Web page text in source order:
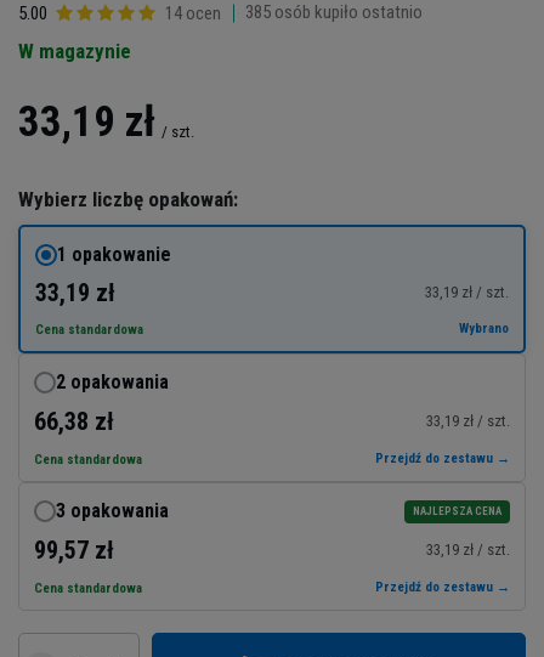
5.00 14 ocen 385 osób kupiło ostatnio
W magazynie
33,19 zł / szt.
Wybierz liczbę opakowań:
1 opakowanie
33,19 zł 33,19 zł / szt.
Cena standardowa Wybrano
2 opakowania
66,38 zł 33,19 zł / szt.
Cena standardowa Przejdź do zestawu →
NAJLEPSZA CENA
3 opakowania
99,57 zł 33,19 zł / szt.
Cena standardowa Przejdź do zestawu →